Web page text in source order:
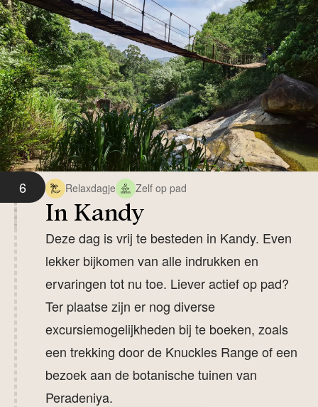
6 Relaxdagje Zelf op pad
In Kandy
Deze dag is vrij te besteden in Kandy. Even
lekker bijkomen van alle indrukken en
ervaringen tot nu toe. Liever actief op pad?
Ter plaatse zijn er nog diverse
excursiemogelijkheden bij te boeken, zoals
een trekking door de Knuckles Range of een
bezoek aan de botanische tuinen van
Peradeniya.